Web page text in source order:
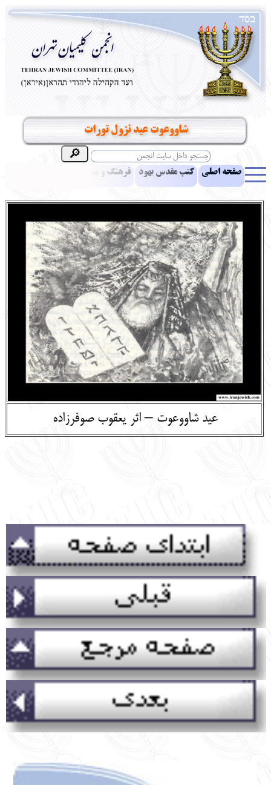
شاووعوت عید نزول تورات
صفحه اصلی کتب مقدس یهود فرهنگ و بینش یهود
ادبیات آموزش زبان عبری معرفی کتاب بناهای تاریخی
نشریه افق بینا نرم‌افزار تحقیق یهودیان جهان آرشیو آلبوم عکس
نهاد های انجمن تماس باما پرسش و پاسخ انتقادات و پیشنهادات
English עברית
عید شاووعوت – اثر یعقوب صوفرزاده